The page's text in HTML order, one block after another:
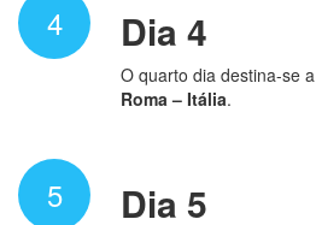
4 Dia 4
O quarto dia destina-se a
Roma – Itália.
5 Dia 5